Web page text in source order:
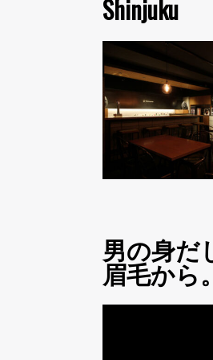
Shinjuku
男の身だ
眉毛から